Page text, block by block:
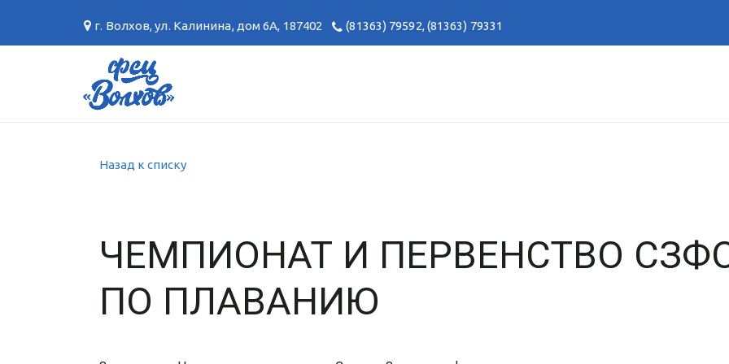
г. Волхов,ул. Калинина, дом 6А, 187402 (81363) 79592,(81363) 79331
Назад к списку
ЧЕМПИОНАТ И ПЕРВЕНСТВО
ПО ПЛАВАНИЮ